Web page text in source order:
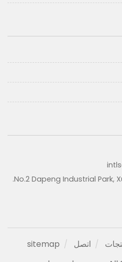
No.2 Dapeng Industrial Park,
اتصل
sitemap